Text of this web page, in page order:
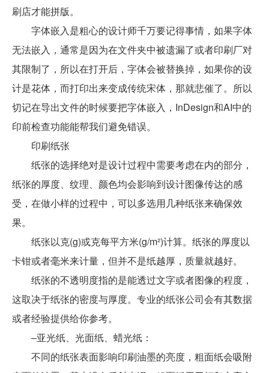
刷店才能拼版。
字体嵌入是粗心的设计师千万要记得事情，如果字体
无法嵌入，通常是因为在文件夹中被遗漏了或者印刷厂对
其限制了，所以在打开后，字体会被替换掉，如果你的设
计是花体，而打印出来变成传统宋体，那就悲催了。所以
切记在导出文件的时候要把字体嵌入，InDesign和AI中的
印前检查功能能帮我们避免错误。
印刷纸张
纸张的选择绝对是设计过程中需要考虑在内的部分，
纸张的厚度、纹理、颜色均会影响到设计图像传达的感
受，在做小样的过程中，可以多选用几种纸张来确保效
果。
纸张以克(g)或克每平方米(g/m²)计算。纸张的厚度以
卡钳或者毫米来计量，但并不是纸越厚，质量就越好。
纸张的不透明度指的是能透过文字或者图像的程度，
这取决于纸张的密度与厚度。专业的纸张公司会有其数据
或者经验提供给你参考。
–亚光纸、光面纸、蜡光纸：
不同的纸张表面影响印刷油墨的亮度，粗面纸会吸附